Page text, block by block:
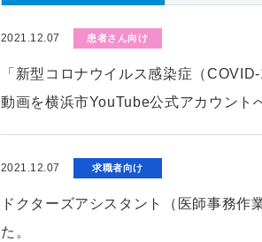
2021.12.07 患者さん向け
「新型コロナウイルス感染症（
動画を横浜市YouTube公式アカウント
2021.12.07 求職者向け
ドクターズアシスタント（医師事務
た。